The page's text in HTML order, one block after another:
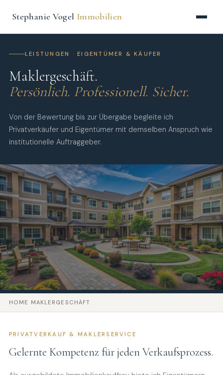
Stephanie Vogel Immobilien
LEISTUNGEN · EIGENTÜMER & KÄUFER
Makler­geschäft.
Persönlich. Professionell. Sicher.
Von der Bewertung bis zur Übergabe begleite ich
Privatverkäufer und Eigentümer mit demselben Anspruch wie
institutionelle Auftraggeber.
HOME MAKLERGESCHÄFT
PRIVATVERKAUF & MAKLERSERVICE
Gelernte Kompetenz für jeden Verkaufsprozess.